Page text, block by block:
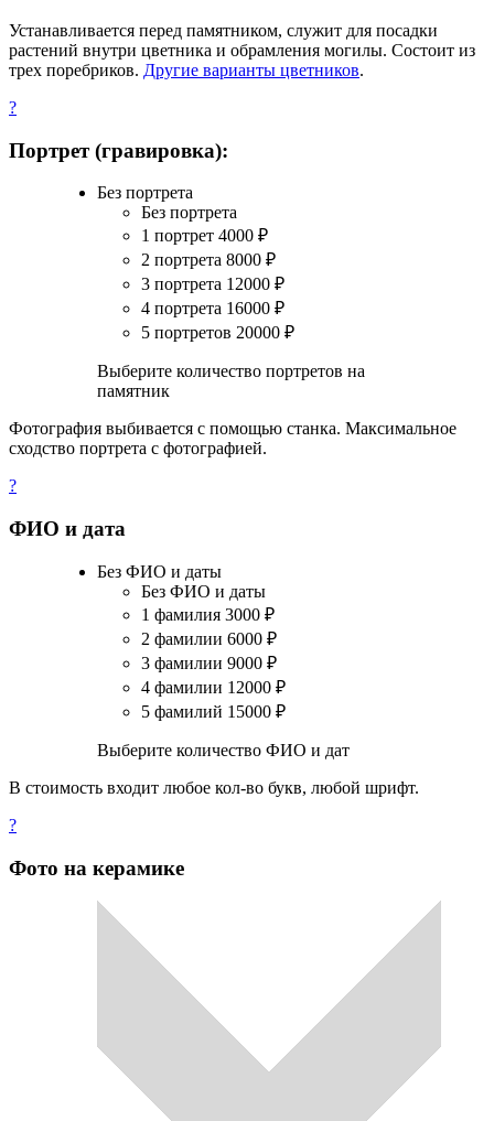
Устанавливается перед памятником, служит для посадки
растений внутри цветника и обрамления могилы. Состоит из
трех поребриков. Другие варианты цветников.
?
Портрет (гравировка):
Без портрета
Без портрета
1 портрет 4000 ₽
2 портрета 8000 ₽
3 портрета 12000 ₽
4 портрета 16000 ₽
5 портретов 20000 ₽
Выберите количество портретов на
памятник
Фотография выбивается с помощью станка. Максимальное
сходство портрета с фотографией.
?
ФИО и дата
Без ФИО и даты
Без ФИО и даты
1 фамилия 3000 ₽
2 фамилии 6000 ₽
3 фамилии 9000 ₽
4 фамилии 12000 ₽
5 фамилий 15000 ₽
Выберите количество ФИО и дат
В стоимость входит любое кол-во букв, любой шрифт.
?
Фото на керамике